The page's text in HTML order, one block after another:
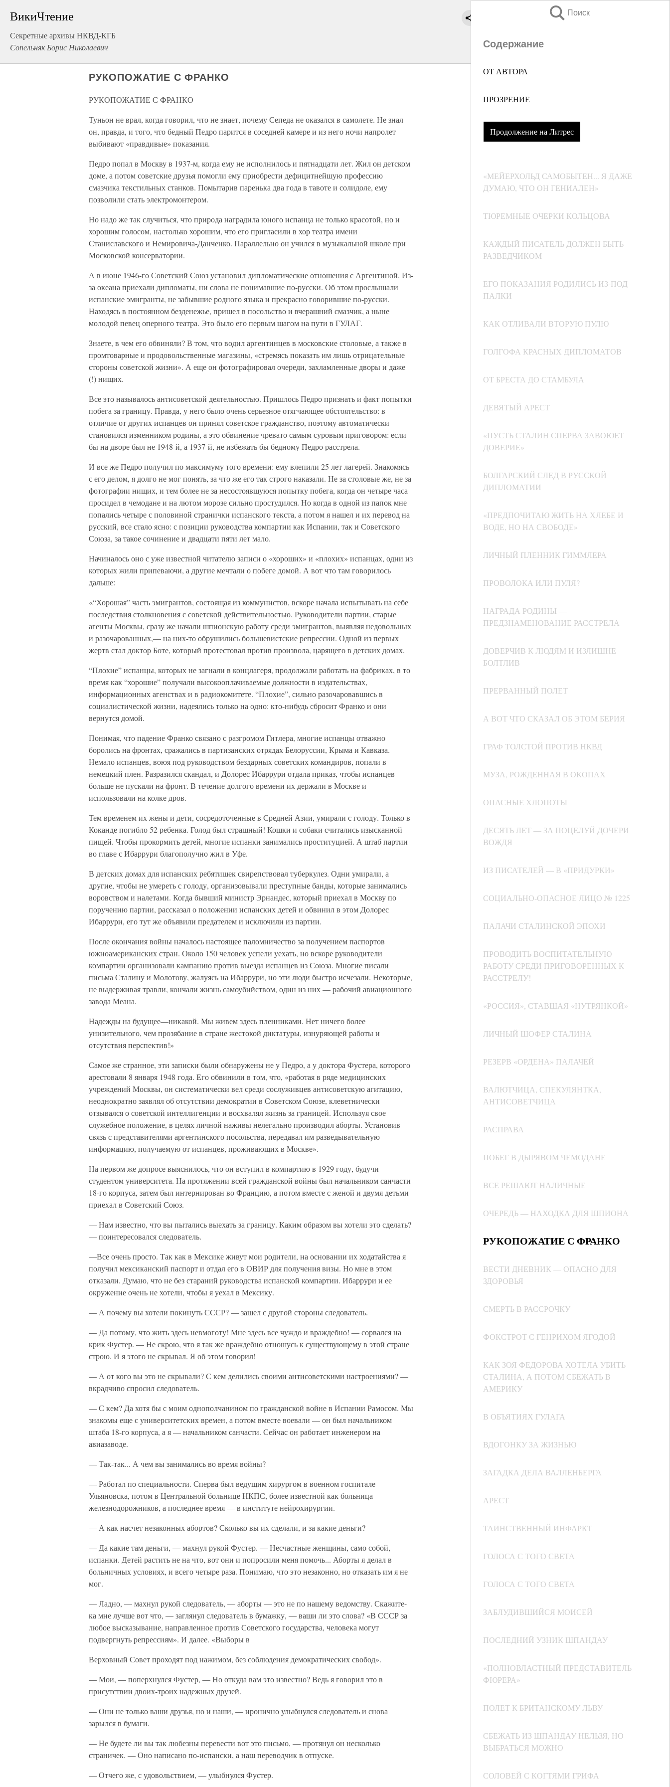
ВикиЧтение
Секретные архивы НКВД-КГБ
Сопельняк Борис Николаевич
Поиск
Содержание
ОТ АВТОРА
ПРОЗРЕНИЕ
Продолжение на Литрес
«МЕЙЕРХОЛЬД САМОБЫТЕН... Я ДАЖЕ
ДУМАЮ, ЧТО ОН ГЕНИАЛЕН»
ТЮРЕМНЫЕ ОЧЕРКИ КОЛЬЦОВА
КАЖДЫЙ ПИСАТЕЛЬ ДОЛЖЕН БЫТЬ
РАЗВЕДЧИКОМ
ЕГО ПОКАЗАНИЯ РОДИЛИСЬ ИЗ-ПОД
ПАЛКИ
КАК ОТЛИВАЛИ ВТОРУЮ ПУЛЮ
ГОЛГОФА КРАСНЫХ ДИПЛОМАТОВ
ОТ БРЕСТА ДО СТАМБУЛА
ДЕВЯТЫЙ АРЕСТ
«ПУСТЬ СТАЛИН СПЕРВА ЗАВОЮЕТ
ДОВЕРИЕ»
БОЛГАРСКИЙ СЛЕД В РУССКОЙ
ДИПЛОМАТИИ
«ПРЕДПОЧИТАЮ ЖИТЬ НА ХЛЕБЕ И
ВОДЕ, НО НА СВОБОДЕ»
ЛИЧНЫЙ ПЛЕННИК ГИММЛЕРА
ПРОВОЛОКА ИЛИ ПУЛЯ?
НАГРАДА РОДИНЫ —
ПРЕДЗНАМЕНОВАНИЕ РАССТРЕЛА
ДОВЕРЧИВ К ЛЮДЯМ И ИЗЛИШНЕ
БОЛТЛИВ
ПРЕРВАННЫЙ ПОЛЕТ
А ВОТ ЧТО СКАЗАЛ ОБ ЭТОМ БЕРИЯ
ГРАФ ТОЛСТОЙ ПРОТИВ НКВД
МУЗА, РОЖДЕННАЯ В ОКОПАХ
ОПАСНЫЕ ХЛОПОТЫ
ДЕСЯТЬ ЛЕТ — ЗА ПОЦЕЛУЙ ДОЧЕРИ
ВОЖДЯ
ИЗ ПИСАТЕЛЕЙ — В «ПРИДУРКИ»
СОЦИАЛЬНО-ОПАСНОЕ ЛИЦО № 1225
ПАЛАЧИ СТАЛИНСКОЙ ЭПОХИ
ПРОВОДИТЬ ВОСПИТАТЕЛЬНУЮ
РАБОТУ СРЕДИ ПРИГОВОРЕННЫХ К
РАССТРЕЛУ!
«РОССИЯ», СТАВШАЯ «НУТРЯНКОЙ»
ЛИЧНЫЙ ШОФЕР СТАЛИНА
РЕЗЕРВ «ОРДЕНА» ПАЛАЧЕЙ
ВАЛЮТЧИЦА, СПЕКУЛЯНТКА,
АНТИСОВЕТЧИЦА
РАСПРАВА
ПОБЕГ В ДЫРЯВОМ ЧЕМОДАНЕ
ВСЕ РЕШАЮТ НАЛИЧНЫЕ
ОЧЕРЕДЬ — НАХОДКА ДЛЯ ШПИОНА
РУКОПОЖАТИЕ С ФРАНКО
ВЕСТИ ДНЕВНИК — ОПАСНО ДЛЯ
ЗДОРОВЬЯ
СМЕРТЬ В РАССРОЧКУ
ФОКСТРОТ С ГЕНРИХОМ ЯГОДОЙ
КАК ЗОЯ ФЕДОРОВА ХОТЕЛА УБИТЬ
СТАЛИНА, А ПОТОМ СБЕЖАТЬ В
АМЕРИКУ
В ОБЪЯТИЯХ ГУЛАГА
ВДОГОНКУ ЗА ЖИЗНЬЮ
ЗАГАДКА ДЕЛА ВАЛЛЕНБЕРГА
АРЕСТ
ТАИНСТВЕННЫЙ ИНФАРКТ
ГОЛОСА С ТОГО СВЕТА
ГОЛОСА С ТОГО СВЕТА
ЗАБЛУДИВШИЙСЯ МОИСЕЙ
ПОСЛЕДНИЙ УЗНИК ШПАНДАУ
«ПОЛНОВЛАСТНЫЙ ПРЕДСТАВИТЕЛЬ
ФЮРЕРА»
ПОЛЕТ К БРИТАНСКОМУ ЛЬВУ
СБЕЖАТЬ ИЗ ШПАНДАУ НЕЛЬЗЯ, НО
ВЫБРАТЬСЯ МОЖНО
СОЛОВЕЙ С КОГТЯМИ ГРИФА
РУКОПОЖАТИЕ С ФРАНКО
РУКОПОЖАТИЕ С ФРАНКО
Туньон не врал, когда говорил, что не знает, почему Сепеда не оказался в самолете. Не знал
он, правда, и того, что бедный Педро парится в соседней камере и из него ночи напролет
выбивают «правдивые» показания.
Педро попал в Москву в 1937-м, когда ему не исполнилось и пятнадцати лет. Жил он детском
доме, а потом советские друзья помогли ему приобрести дефицитнейшую профессию
смазчика текстильных станков. Помытарив паренька два года в тавоте и солидоле, ему
позволили стать электромонтером.
Но надо же так случиться, что природа наградила юного испанца не только красотой, но и
хорошим голосом, настолько хорошим, что его пригласили в хор театра имени
Станиславского и Немировича-Данченко. Параллельно он учился в музыкальной школе при
Московской консерватории.
А в июне 1946-го Советский Союз установил дипломатические отношения с Аргентиной. Из-
за океана приехали дипломаты, ни слова не понимавшие по-русски. Об этом прослышали
испанские эмигранты, не забывшие родного языка и прекрасно говорившие по-русски.
Находясь в постоянном безденежье, пришел в посольство и вчерашний смазчик, а ныне
молодой певец оперного театра. Это было его первым шагом на пути в ГУЛАГ.
Знаете, в чем его обвиняли? В том, что водил аргентинцев в московские столовые, а также в
промтоварные и продовольственные магазины, «стремясь показать им лишь отрицательные
стороны советской жизни». А еще он фотографировал очереди, захламленные дворы и даже
(!) нищих.
Все это называлось антисоветской деятельностью. Пришлось Педро признать и факт попытки
побега за границу. Правда, у него было очень серьезное отягчающее обстоятельство: в
отличие от других испанцев он принял советское гражданство, поэтому автоматически
становился изменником родины, а это обвинение чревато самым суровым приговором: если
бы на дворе был не 1948-й, а 1937-й, не избежать бы бедному Педро расстрела.
И все же Педро получил по максимуму того времени: ему влепили 25 лет лагерей. Знакомясь
с его делом, я долго не мог понять, за что же его так строго наказали. Не за столовые же, не за
фотографии нищих, и тем более не за несостоявшуюся попытку побега, когда он четыре часа
просидел в чемодане и на лютом морозе сильно простудился. Но когда в одной из папок мне
попались четыре с половиной странички испанского текста, а потом я нашел и их перевод на
русский, все стало ясно: с позиции руководства компартии как Испании, так и Советского
Союза, за такое сочинение и двадцати пяти лет мало.
Начиналось оно с уже известной читателю записи о «хороших» и «плохих» испанцах, одни из
которых жили припеваючи, а другие мечтали о побеге домой. А вот что там говорилось
дальше:
«“Хорошая” часть эмигрантов, состоящая из коммунистов, вскоре начала испытывать на себе
последствия столкновения с советской действительностью. Руководители партии, старые
агенты Москвы, сразу же начали шпионскую работу среди эмигрантов, выявляя недовольных
и разочарованных,— на них-то обрушились большевистские репрессии. Одной из первых
жертв стал доктор Боте, который протестовал против произвола, царящего в детских домах.
“Плохие” испанцы, которых не загнали в концлагеря, продолжали работать на фабриках, в то
время как “хорошие” получали высокооплачиваемые должности в издательствах,
информационных агенствах и в радиокомитете. “Плохие”, сильно разочаровавшись в
социалистической жизни, надеялись только на одно: кто-нибудь сбросит Франко и они
вернутся домой.
Понимая, что падение Франко связано с разгромом Гитлера, многие испанцы отважно
боролись на фронтах, сражались в партизанских отрядах Белоруссии, Крыма и Кавказа.
Немало испанцев, воюя под руководством бездарных советских командиров, попали в
немецкий плен. Разразился скандал, и Долорес Ибаррури отдала приказ, чтобы испанцев
больше не пускали на фронт. В течение долгого времени их держали в Москве и
использовали на колке дров.
Тем временем их жены и дети, сосредоточенные в Средней Азии, умирали с голоду. Только в
Коканде погибло 52 ребенка. Голод был страшный! Кошки и собаки считались изысканной
пищей. Чтобы прокормить детей, многие испанки занимались проституцией. А штаб партии
во главе с Ибаррури благополучно жил в Уфе.
В детских домах для испанских ребятишек свирепствовал туберкулез. Одни умирали, а
другие, чтобы не умереть с голоду, организовывали преступные банды, которые занимались
воровством и налетами. Когда бывший министр Эрнандес, который приехал в Москву по
поручению партии, рассказал о положении испанских детей и обвинил в этом Долорес
Ибаррури, его тут же объявили предателем и исключили из партии.
После окончания войны началось настоящее паломничество за получением паспортов
южноамериканских стран. Около 150 человек успели уехать, но вскоре руководители
компартии организовали кампанию против выезда испанцев из Союза. Многие писали
письма Сталину и Молотову, жалуясь на Ибаррури, но эти люди быстро исчезали. Некоторые,
не выдерживая травли, кончали жизнь самоубийством, один из них — рабочий авиационного
завода Меана.
Надежды на будущее—никакой. Мы живем здесь пленниками. Нет ничего более
унизительного, чем прозябание в стране жестокой диктатуры, изнуряющей работы и
отсутствия перспектив!»
Самое же странное, эти записки были обнаружены не у Педро, а у доктора Фустера, которого
арестовали 8 января 1948 года. Его обвинили в том, что, «работая в ряде медицинских
учреждений Москвы, он систематически вел среди сослуживцев антисоветскую агитацию,
неоднократно заявлял об отсутствии демократии в Советском Союзе, клеветнически
отзывался о советской интеллигенции и восхвалял жизнь за границей. Используя свое
служебное положение, в целях личной наживы нелегально производил аборты. Установив
связь с представителями аргентинского посольства, передавал им разведывательную
информацию, получаемую от испанцев, проживающих в Москве».
На первом же допросе выяснилось, что он вступил в компартию в 1929 году, будучи
студентом университета. На протяжении всей гражданской войны был начальником санчасти
18-го корпуса, затем был интернирован во Францию, а потом вместе с женой и двумя детьми
приехал в Советский Союз.
— Нам известно, что вы пытались выехать за границу. Каким образом вы хотели это сделать?
— поинтересовался следователь.
—Все очень просто. Так как в Мексике живут мои родители, на основании их ходатайства я
получил мексиканский паспорт и отдал его в ОВИР для получения визы. Но мне в этом
отказали. Думаю, что не без стараний руководства испанской компартии. Ибаррури и ее
окружение очень не хотели, чтобы я уехал в Мексику.
— А почему вы хотели покинуть СССР? — зашел с другой стороны следователь.
— Да потому, что жить здесь невмоготу! Мне здесь все чуждо и враждебно! — сорвался на
крик Фустер. — Не скрою, что я так же враждебно отношусь к существующему в этой стране
строю. И я этого не скрывал. Я об этом говорил!
— А от кого вы это не скрывали? С кем делились своими антисоветскими настроениями? —
вкрадчиво спросил следователь.
— С кем? Да хотя бы с моим однополчанином по гражданской войне в Испании Рамосом. Мы
знакомы еще с университетских времен, а потом вместе воевали — он был начальником
штаба 18-го корпуса, а я — начальником санчасти. Сейчас он работает инженером на
авиазаводе.
— Так-так... А чем вы занимались во время войны?
— Работал по специальности. Сперва был ведущим хирургом в военном госпитале
Ульяновска, потом в Центральной больнице НКПС, более известной как больница
железнодорожников, а последнее время — в институте нейрохирургии.
— А как насчет незаконных абортов? Сколько вы их сделали, и за какие деньги?
— Да какие там деньги, — махнул рукой Фустер. — Несчастные женщины, само собой,
испанки. Детей растить не на что, вот они и попросили меня помочь... Аборты я делал в
больничных условиях, и всего четыре раза. Понимаю, что это незаконно, но отказать им я не
мог.
— Ладно, — махнул рукой следователь, — аборты — это не по нашему ведомству. Скажите-
ка мне лучше вот что, — заглянул следователь в бумажку, — ваши ли это слова? «В СССР за
любое высказывание, направленное против Советского государства, человека могут
подвергнуть репрессиям». И далее. «Выборы в
Верховный Совет проходят под нажимом, без соблюдения демократических свобод».
— Мои, — поперхнулся Фустер, — Но откуда вам это известно? Ведь я говорил это в
присутствии двоих-троих надежных друзей.
— Они не только ваши друзья, но и наши, — иронично улыбнулся следователь и снова
зарылся в бумаги.
— Не будете ли вы так любезны перевести вот это письмо, — протянул он несколько
страничек. — Оно написано по-испански, а наш переводчик в отпуске.
— Отчего же, с удовольствием, — улыбнулся Фустер.